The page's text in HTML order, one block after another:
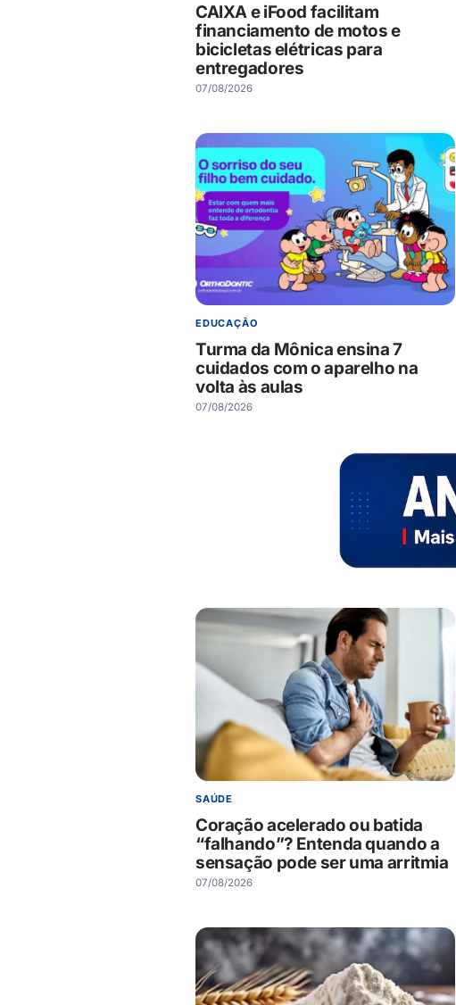
CAIXA e iFood facilitam
financiamento de motos e
bicicletas elétricas para
entregadores
07/08/2026
EDUCAÇÃO
Turma da Mônica ensina 7
cuidados com o aparelho na
volta às aulas
07/08/2026
SAÚDE
Coração acelerado ou batida
“falhando”? Entenda quando a
sensação pode ser uma arritmia
07/08/2026